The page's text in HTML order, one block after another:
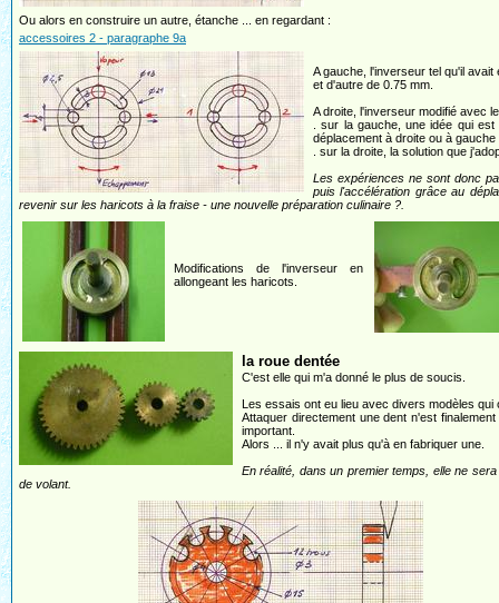
Ou alors en construire un autre, étanche ... en regardant :
accessoires 2 - paragraphe 9a
A gauche, l'inverseur tel qu'il
et d'autre de 0.75 mm.
A droite, l'inverseur modifié avec
. sur la gauche, une idée qui
déplacement à droite ou à
. sur la droite, la solution que
Les expériences ne sont donc
puis l'accélération grâce au
revenir sur les haricots à la fraise - une nouvelle préparation culinaire ?.
Modifications de l'inverseur en
allongeant les haricots.
la roue dentée
C'est elle qui m'a donné le plus de soucis.
Les essais ont eu lieu avec divers modèles qui
Attaquer directement une dent n'est
important.
Alors ... il n'y avait plus qu'à en fabriquer une.
En réalité, dans un premier temps, elle ne
de volant.